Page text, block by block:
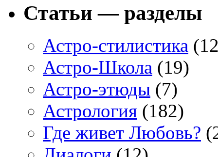
Статьи — разделы
Астро-стилистика
Астро-Школа (19)
Астро-этюды (7)
Астрология (182)
Где живет Любовь?